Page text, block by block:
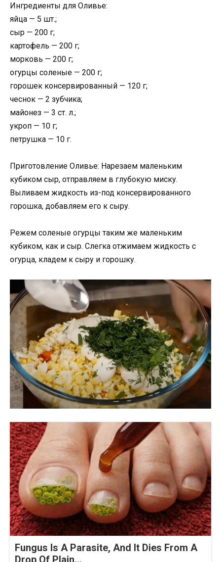
Ингредиенты для Оливье:
яйца — 5 шт.;
сыр — 200 г;
картофель — 200 г;
морковь — 200 г;
огурцы соленые — 200 г;
горошек консервированный — 120 г;
чеснок — 2 зубчика;
майонез — 3 ст. л.;
укроп — 10 г;
петрушка — 10 г.
Приготовление Оливье: Нарезаем маленьким
кубиком сыр, отправляем в глубокую миску.
Выливаем жидкость из-под консервированного
горошка, добавляем его к сыру.
Режем соленые огурцы таким же маленьким
кубиком, как и сыр. Слегка отжимаем жидкость с
огурца, кладем к сыру и горошку.
Fungus Is A Parasite, And It Dies From A
Drop Of Plain...